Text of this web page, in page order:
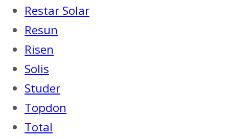
Restar Solar
Resun
Risen
Solis
Studer
Topdon
Total